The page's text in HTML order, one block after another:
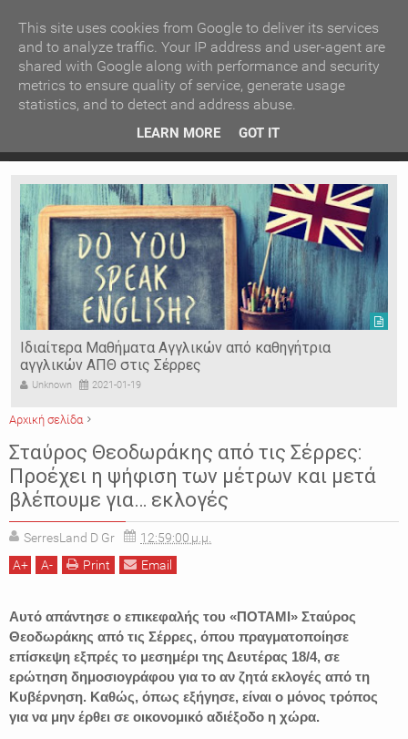
Ιερόσυλοι έκλεψαν τάματα από Ιερό Ναό στις Σέρρες
Ιδιαίτερα Μαθήματα Αγγλικών από καθηγήτρια
αγγλικών ΑΠΘ στις Σέρρες
Unknown 2021-01-19
Αρχική σελίδα
ΕΙΔΗΣΕΙΣ
ΠΟΛΙΤΙΚΗ ΠΟΤΑΜΙ ΣΤΑΥΡΟΣ ΘΕΟΔΩΡΑΚΗΣ
Σταύρος Θεοδωράκης από τις Σέρρες:
Προέχει η ψήφιση των μέτρων και μετά
βλέπουμε για… εκλογές
SerresLand D Gr
12:59:00 μ.μ.
A+ A- Print Email
Αυτό απάντησε ο επικεφαλής του «ΠΟΤΑΜΙ» Σταύρος
Θεοδωράκης από τις Σέρρες, όπου πραγματοποίησε
επίσκεψη εξπρές το μεσημέρι της Δευτέρας 18/4, σε
ερώτηση δημοσιογράφου για το αν ζητά εκλογές από τη
Κυβέρνηση. Καθώς, όπως εξήγησε, είναι ο μόνος τρόπος
για να μην έρθει σε οικονομικό αδιέξοδο η χώρα.
ΚΕΝΤΡΙΚΗ ΑΝΑ ΚΑΤΗΓΟΡΙΑ
ΕΙΔΗΣΕΙΣ ΑΝΑ ΠΕΡΙΟΧΗ
ΠΡΟΣΦΑΤΑ ΝΕΑ
Ν. ΣΕΡΡΩΝ Η ΓΗ ΜΑΣ
ΤΥΧΑΙΕΣ ΑΝΑΡΤΗΣΕΙΣ/ΑΡΘΡΑ
Serres Racing Circuit
Panserraikos FC
Ikaroi B.C.
This site uses cookies from Google to deliver its services
and to analyze traffic. Your IP address and user-agent are
shared with Google along with performance and security
metrics to ensure quality of service, generate usage
statistics, and to detect and address abuse.
LEARN MORE GOT IT